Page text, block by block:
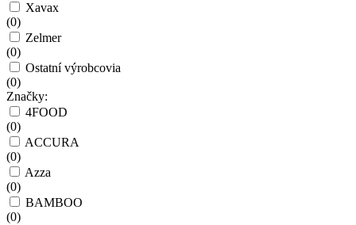
Xavax
(0)
Zelmer
(0)
Ostatní výrobcovia
(0)
Značky:
4FOOD
(0)
ACCURA
(0)
Azza
(0)
BAMBOO
(0)